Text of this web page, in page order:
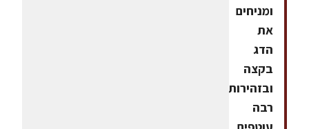
ומניחים
את
הדג
בקצה
ובזהירות
רבה